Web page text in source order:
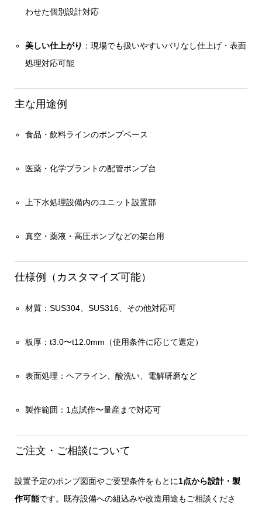
わせた個別設計対応
美しい仕上がり ：現場でも扱いやすいバリなし仕上げ・表面
処理対応可能
主な用途例
食品・飲料ラインのポンプベース
医薬・化学プラントの配管ポンプ台
上下水処理設備内のユニット設置部
真空・薬液・高圧ポンプなどの架台用
仕様例（カスタマイズ可能）
材質：SUS304、SUS316、その他対応可
板厚：t3.0〜t12.0mm（使用条件に応じて選定）
表面処理：ヘアライン、酸洗い、電解研磨など
製作範囲：1点試作〜量産まで対応可
ご注文・ご相談について
設置予定のポンプ図面やご要望条件をもとに1点から設計・製
作可能です。既存設備への組込みや改造用途もご相談くださ